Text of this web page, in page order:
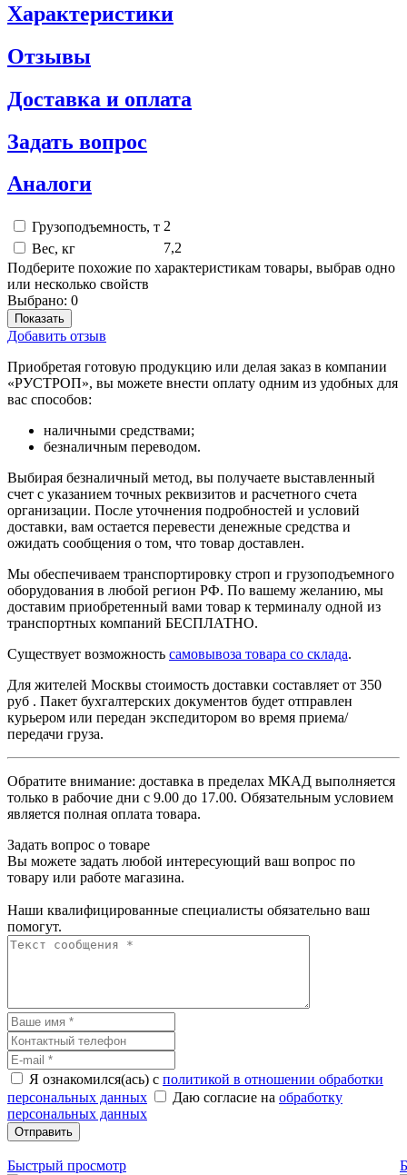
Характеристики
Отзывы
Доставка и оплата
Задать вопрос
Аналоги
Грузоподъемность, т 2
Вес, кг
7,2
Подберите похожие по характеристикам товары, выбрав одно
или несколько свойств
Выбрано: 0
Показать
Добавить отзыв
Приобретая готовую продукцию или делая заказ в компании
«РУСТРОП», вы можете внести оплату одним из удобных для
вас способов:
наличными средствами;
безналичным переводом.
Выбирая безналичный метод, вы получаете выставленный
счет с указанием точных реквизитов и расчетного счета
организации. После уточнения подробностей и условий
доставки, вам остается перевести денежные средства и
ожидать сообщения о том, что товар доставлен.
Мы обеспечиваем транспортировку строп и грузоподъемного
оборудования в любой регион РФ. По вашему желанию, мы
доставим приобретенный вами товар к терминалу одной из
транспортных компаний БЕСПЛАТНО.
Существует возможность самовывоза товара со склада.
Для жителей Москвы стоимость доставки составляет от 350
руб . Пакет бухгалтерских документов будет отправлен
курьером или передан экспедитором во время приема/
передачи груза.
Обратите внимание: доставка в пределах МКАД выполняется
только в рабочие дни с 9.00 до 17.00. Обязательным условием
является полная оплата товара.
Задать вопрос о товаре
Вы можете задать любой интересующий ваш вопрос по
товару или работе магазина.
Наши квалифицированные специалисты обязательно ваш
помогут.
Я ознакомился(ась) с политикой в отношении обработки
персональных данных
Даю согласие на обработку
персональных данных
Отправить
Быстрый просмотр